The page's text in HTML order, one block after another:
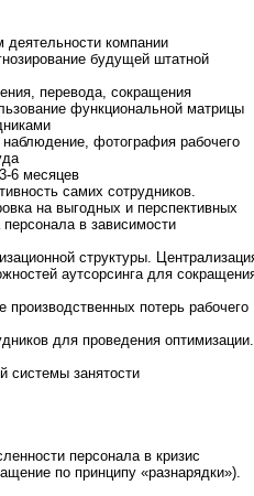
деятельности компании
будущей штатной
перевода, сокращения
функциональной матрицы
фотография рабочего
6 месяцев
самих сотрудников.
на выгодных и перспективных
в зависимости
структуры.
аутсорсинга для
потерь рабочего
для проведения оптимизации.
системы занятости
персонала в кризис
по принципу «разнарядки»).